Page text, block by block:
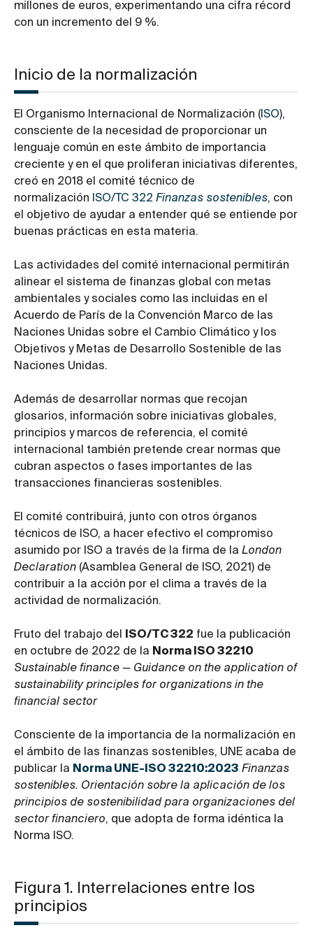
millones de euros, experimentando una cifra récord
con un incremento del 9 %.
Inicio de la normalización
El Organismo Internacional de Normalización ( ISO),
consciente de la necesidad de proporcionar un
lenguaje común en este ámbito de importancia
creciente y en el que proliferan iniciativas diferentes,
creó en 2018 el comité técnico de
normalización ISO/TC 322 Finanzas sostenibles, con
el objetivo de ayudar a entender qué se entiende por
buenas prácticas en esta materia.
Las actividades del comité internacional permitirán
alinear el sistema de finanzas global con metas
ambientales y sociales como las incluidas en el
Acuerdo de París de la Convención Marco de las
Naciones Unidas sobre el Cambio Climático y los
Objetivos y Metas de Desarrollo Sostenible de las
Naciones Unidas.
Además de desarrollar normas que recojan
glosarios, información sobre iniciativas globales,
principios y marcos de referencia, el comité
internacional también pretende crear normas que
cubran aspectos o fases importantes de las
transacciones financieras sostenibles.
El comité contribuirá, junto con otros órganos
técnicos de ISO, a hacer efectivo el compromiso
asumido por ISO a través de la firma de la London
Declaration (Asamblea General de ISO, 2021) de
contribuir a la acción por el clima a través de la
actividad de normalización.
Fruto del trabajo del ISO/TC 322 fue la publicación
en octubre de 2022 de la Norma ISO 32210
Sustainable finance — Guidance on the application of
sustainability principles for organizations in the
financial sector
Consciente de la importancia de la normalización en
el ámbito de las finanzas sostenibles, UNE acaba de
publicar la Norma UNE-ISO 32210:2023 Finanzas
sostenibles. Orientación sobre la aplicación de los
principios de sostenibilidad para organizaciones del
sector financiero, que adopta de forma idéntica la
Norma ISO.
Figura 1. Interrelaciones entre los
principios